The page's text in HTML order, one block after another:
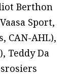
Berthon
Sport,
CAN-AHL),
Teddy Da